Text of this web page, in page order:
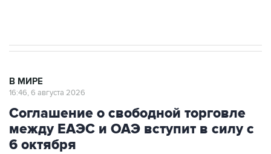
В МИРЕ
16:46, 6 августа 2026
Соглашение о свободной торговле
между ЕАЭС и ОАЭ вступит в силу с
6 октября